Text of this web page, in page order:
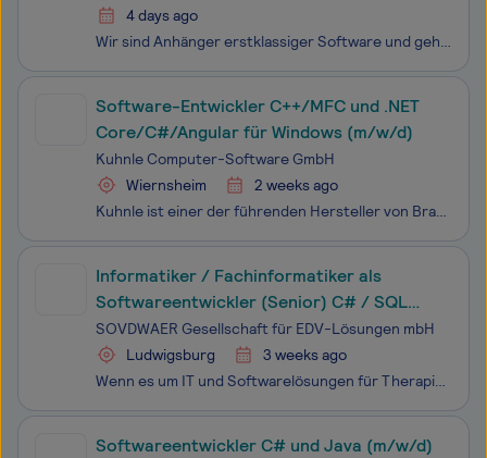
4 days ago
Wir sind Anhänger erstklassiger Software und gehören zu den Pionieren der Agilität in Deutschland. Wir unterstützen unsere Kunden darin, innovative Softwareprodukte agil zu entwickeln. Die enge Verbindung von Agile Software Engineering und Agile Coaching ist für uns charakteristisch. Als agiles Unte
Software-Entwickler C++/MFC und .NET
Core/C#/Angular für Windows (m/w/d)
Kuhnle Computer-Software GmbH
Wiernsheim
2 weeks ago
Kuhnle ist einer der führenden Hersteller von Branchensoftware im Schreiner/Holz-Bereich, mit über vierzigjähriger Erfahrung in der Branche. Wir bieten Programme hauptsächlich für den kaufmännischen und technischen Bereich. Ein Schwerpunkt ist Software für die Betriebs- und Auftragsorganisation.
Informatiker / Fachinformatiker als
Softwareentwickler (Senior) C# / SQL
(m/w/d)
SOVDWAER Gesellschaft für EDV-Lösungen mbH
Ludwigsburg
3 weeks ago
Wenn es um IT und Softwarelösungen für Therapie- und Gesundheitsbetriebe geht, kann uns keiner etwas vormachen. Wir sind Tag für Tag mit Spaß und Überzeugung bei der Sache – und das seit über 30 Jahren. Mit rund 180 Mitarbeiterinnen und Mitarbeitern betreuen wir weit über 17.000 Installationen unser
Softwareentwickler C# und Java (m/w/d)